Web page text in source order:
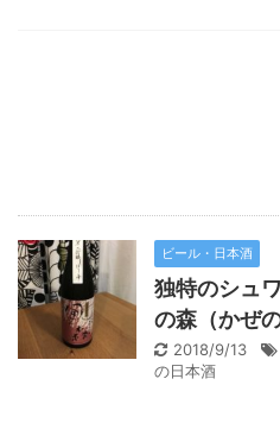
ビール・日本酒
独特のシュ
の森（かぜ
2018/9/13
の日本酒